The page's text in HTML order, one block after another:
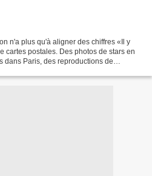
n'a plus qu'à aligner des chiffres «Il y
cartes postales. Des photos de stars en
dans Paris, des reproductions de